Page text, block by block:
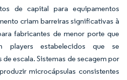
de capital para equipamentos
criam barreiras significativas à
fabricantes de menor porte que
players estabelecidos que se
escala. Sistemas de secagem por
microcápsulas consistentes